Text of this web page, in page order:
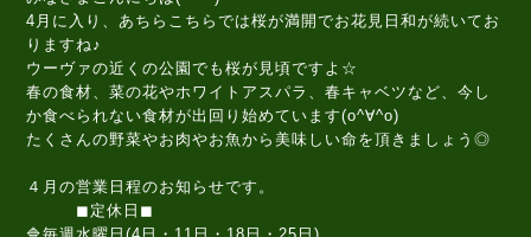
4月に入り、あちらこちらでは桜が満開でお花見日和が続いてお
りますね♪
ウーヴァの近くの公園でも桜が見頃ですよ☆
春の食材、菜の花やホワイトアスパラ、春キャベツなど、今し
か食べられない食材が出回り始めています(o^∀^o)
たくさんの野菜やお肉やお魚から美味しい命を頂きましょう◎
４月の営業日程のお知らせです。
◼定休日◼